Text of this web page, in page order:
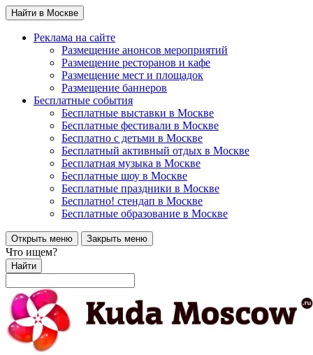
Найти в Москве
Реклама на сайте
Размещение анонсов мероприятий
Размещение ресторанов и кафе
Размещение мест и площадок
Размещение баннеров
Бесплатные события
Бесплатные выставки в Москве
Бесплатные фестивали в Москве
Бесплатно с детьми в Москве
Бесплатный активный отдых в Москве
Бесплатная музыка в Москве
Бесплатные шоу в Москве
Бесплатные праздники в Москве
Бесплатно! стендап в Москве
Бесплатные образование в Москве
Открыть меню Закрыть меню
Что ищем?
Найти